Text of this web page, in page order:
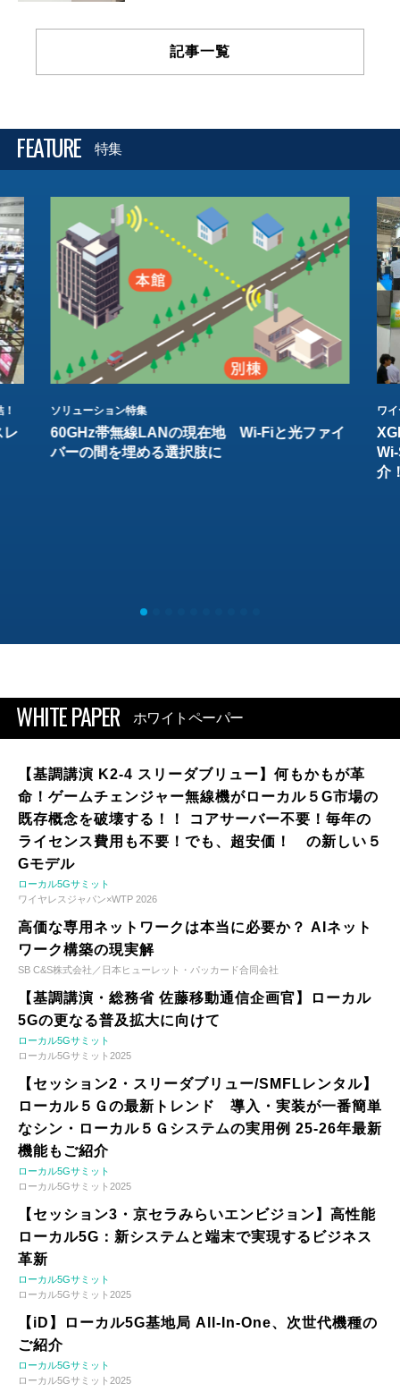
記事一覧
FEATURE 特集
レ
ソリューション特集
60GHz帯無線LANの現在地 Wi-Fiと光ファイ
バーの間を埋める選択肢に
ワ
介
WHITE PAPER ホワイトペーパー
【基調講演 K2-4 スリーダブリュー】何もかもが革
命！ゲームチェンジャー無線機がローカル５G市場の
既存概念を破壊する！！ コアサーバー不要！毎年の
ライセンス費用も不要！でも、超安価！ の新しい５
Gモデル
ローカル5Gサミット
ワイヤレスジャパン×WTP 2026
高価な専用ネットワークは本当に必要か？ AIネット
ワーク構築の現実解
SB C&S株式会社／日本ヒューレット・パッカード合同会社
【基調講演・総務省 佐藤移動通信企画官】ローカル
5Gの更なる普及拡大に向けて
ローカル5Gサミット
ローカル5Gサミット2025
【セッション2・スリーダブリュー/SMFLレンタル】
ローカル５Ｇの最新トレンド 導入・実装が一番簡単
なシン・ローカル５Ｇシステムの実用例 25-26年最新
機能もご紹介
ローカル5Gサミット
ローカル5Gサミット2025
【セッション3・京セラみらいエンビジョン】高性能
ローカル5G：新システムと端末で実現するビジネス
革新
ローカル5Gサミット
ローカル5Gサミット2025
【iD】ローカル5G基地局 All-In-One、次世代機種の
ご紹介
ローカル5Gサミット
ローカル5Gサミット2025